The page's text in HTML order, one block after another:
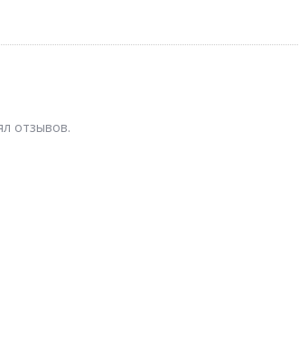
отзывов.